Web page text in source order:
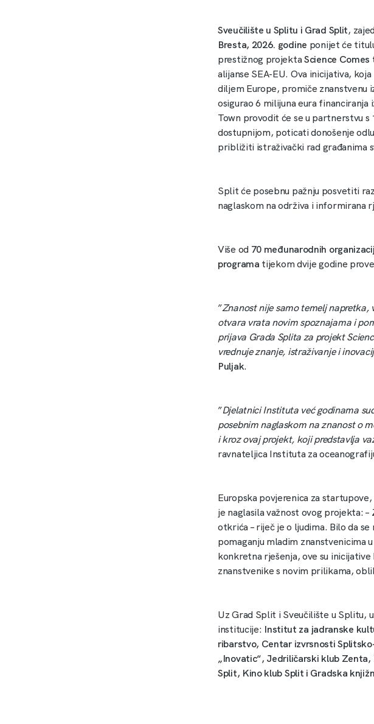
Sveučilište u Splitu i Grad Split,
Bresta, 2026. godine ponijet će
prestižnog projektaScience Comes
alijanse SEA-EU. Ova inicijativa,
diljem Europe, promiče znanstvenu
osigurao 6 milijuna eura
Town provodit će se u partnerstvu
dostupnijom, poticati donošenje
približiti istraživački rad građanima
Split će posebnu pažnju posvetiti
naglaskom na održiva i informirana
Više od 70 međunarodnih
programa tijekom dvije godine
”Znanost nije samo temelj napretka,
otvara vrata novim spoznajama i
prijava Grada Splita za projekt
vrednuje znanje, istraživanje i
Puljak.
”Djelatnici Instituta već godinama
posebnim naglaskom na znanost o
i kroz ovaj projekt, koji predstavlja
ravnateljica Instituta za
Europska povjerenica za
je naglasila važnost ovog projekta:
otkrića – riječ je o ljudima. Bilo da
pomaganju mladim znanstvenicima
konkretna rješenja, ove su inicijative
znanstvenike s novim prilikama,
Uz Grad Split i Sveučilište u Splitu,
institucije: Institut za jadranske
ribarstvo, Centar izvrsnosti
„Inovatic“, Jedriličarski klub
Split, Kino klub Split i Gradska